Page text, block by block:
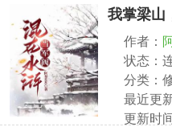
我掌梁山
作者：
状态：
分类：
最近更
更新时